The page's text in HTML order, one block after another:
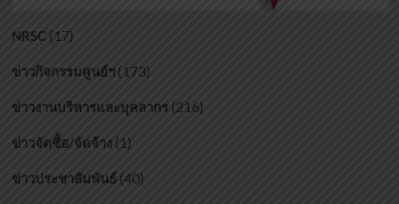
NRSC (17)
ข่าวกิจกรรมศูนย์ฯ(173)
ข่าวงานบริหารและบุคลากร(216)
ข่าวจัดซื้อ/จัดจ้าง(1)
ข่าวประชาสัมพันธ์(40)